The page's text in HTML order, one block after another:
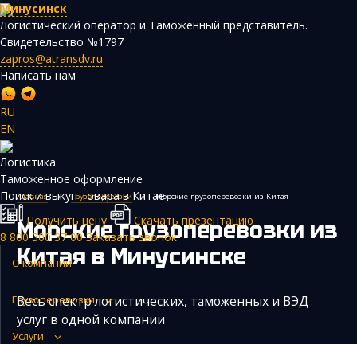
Минусинск
Логистический оператор и Таможенный представитель.
Свидетельство №1797
zapros@atransdv.ru
Написать нам
RU
EN
Логистика
Таможенное оформление
Поиск и выкуп товара в Китае
Получить цену
Скачать презентацию
8 800 300 37 00 Заказать звонок
О компании
Грузоперевозки
Услуги
Авиаперевозки из Китая
Железнодорожные перевозки из Китая
Контейнерные перевозки из Китая
Морские грузоперевозки из Китая
Сборные грузы из Китая
Главная › Грузоперевозки › Морские грузоперевозки из Китая
Морские грузоперевозки из
Китая в Минусинске
Весь спектр логистических, таможенных и ВЭД
услуг в одной компании